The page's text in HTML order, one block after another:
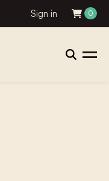
Sign in 0